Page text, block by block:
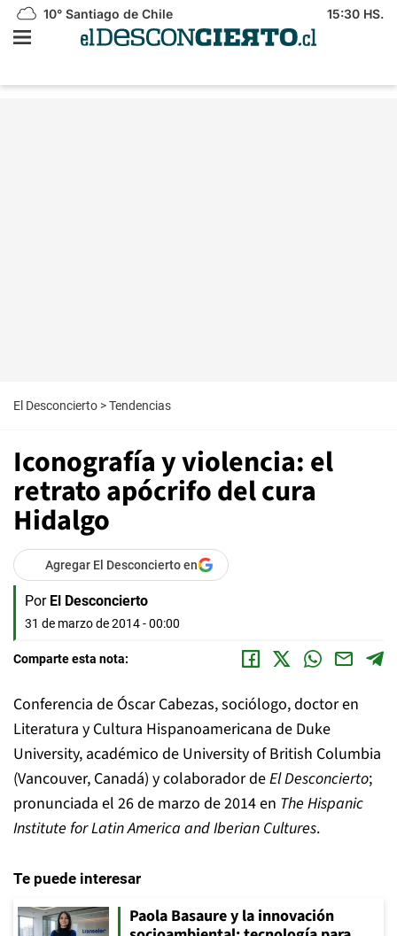
10° Santiago de Chile 15:30 HS.
El Desconcierto >Tendencias
Iconografía y violencia: el
retrato apócrifo del cura
Hidalgo
Agregar El Desconcierto en
Por El Desconcierto
31 de marzo de 2014 - 00:00
Comparte esta nota:
Conferencia de Óscar Cabezas, sociólogo, doctor en
Literatura y Cultura Hispanoamericana de Duke
University, académico de University of British Columbia
(Vancouver, Canadá) y colaborador deEl Desconcierto;
pronunciada el 26 de marzo de 2014 en The Hispanic
Institute for Latin America and Iberian Cultures.
Te puede interesar
Paola Basaure y la innovación